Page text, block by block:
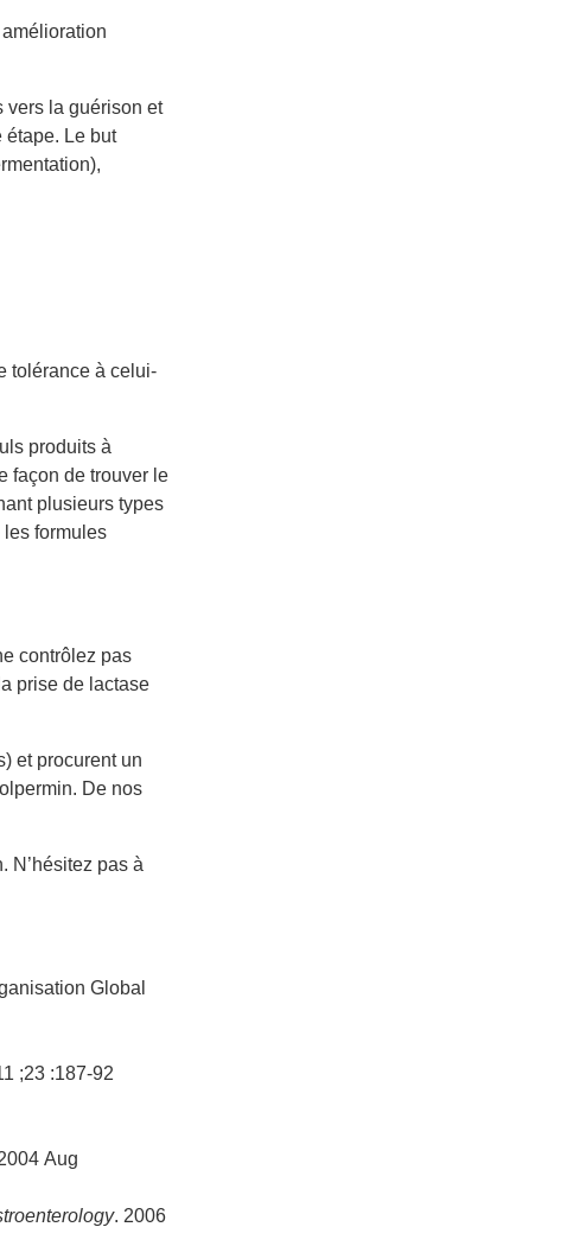
vers la guérison et
Le but
tolérance à celui-
produits à
façon de trouver le
plusieurs types
formules
contrôlez pas
prise de lactase
et procurent un
De nos
N’hésitez pas à
Global
;23 :187-92
Aug
. 2006